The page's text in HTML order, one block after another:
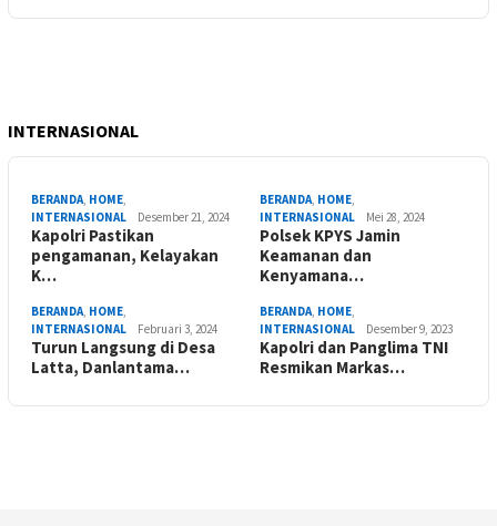
INTERNASIONAL
BERANDA, HOME,
INTERNASIONAL
Desember 21, 2024
Kapolri Pastikan
pengamanan, Kelayakan
K…
BERANDA, HOME,
INTERNASIONAL
Mei 28, 2024
Polsek KPYS Jamin
Keamanan dan
Kenyamana…
BERANDA, HOME,
INTERNASIONAL
Februari 3, 2024
Turun Langsung di Desa
Latta, Danlantama…
BERANDA, HOME,
INTERNASIONAL
Desember 9, 2023
Kapolri dan Panglima TNI
Resmikan Markas…